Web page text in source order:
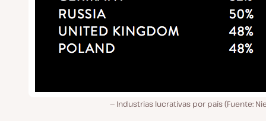
Industrias lucrativas por país (Fuente: